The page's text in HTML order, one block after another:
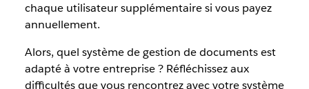
chaque utilisateur supplémentaire si vous payez
annuellement.
Alors, quel système de gestion de documents est
adapté à votre entreprise ? Réfléchissez aux
difficultés que vous rencontrez avec votre système